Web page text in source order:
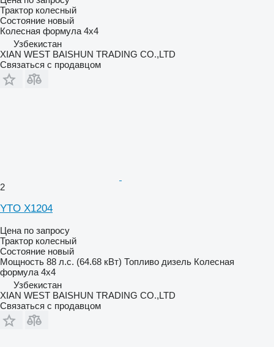
Трактор колесный
Состояние новый
Колесная формула 4x4
Узбекистан
XIAN WEST BAISHUN TRADING CO.,LTD
Связаться с продавцом
2
YTO X1204
Цена по запросу
Трактор колесный
Состояние новый
Мощность 88 л.с. (64.68 кВт) Топливо дизель Колесная
формула 4x4
Узбекистан
XIAN WEST BAISHUN TRADING CO.,LTD
Связаться с продавцом